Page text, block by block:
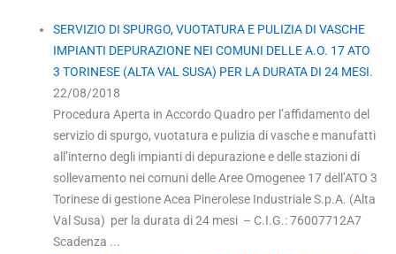
SERVIZIO DI SPURGO, VUOTATURA E PULIZIA DI VASCHE
IMPIANTI DEPURAZIONE NEI COMUNI DELLE A.O. 17 ATO
3 TORINESE (ALTA VAL SUSA) PER LA DURATA DI 24 MESI.
22/08/2018
Procedura Aperta in Accordo Quadro per l’affidamento del
servizio di spurgo, vuotatura e pulizia di vasche e manufatti
all’interno degli impianti di depurazione e delle stazioni di
sollevamento nei comuni delle Aree Omogenee 17 dell’ATO 3
Torinese di gestione Acea Pinerolese Industriale S.p.A. (Alta
Val Susa) per la durata di 24 mesi – C.I.G.: 76007712A7
Scadenza ...